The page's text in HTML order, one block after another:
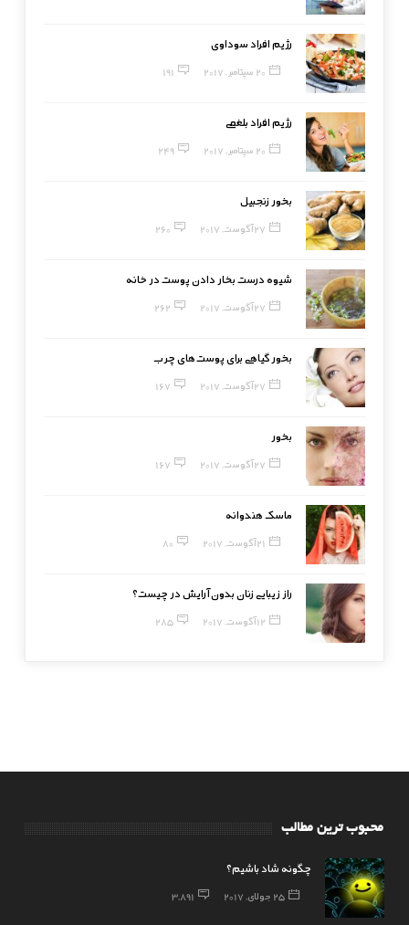
رژیم افراد سوداوی
20 سپتامبر, 2017 191
رژیم افراد بلغمی
20 سپتامبر, 2017 249
بخور زنجبیل
27 آگوست, 2017 260
شیوه درست بخار دادن پوست در خانه
27 آگوست, 2017 262
بخور گیاهی برای پوست‌های چرب
27 آگوست, 2017 167
بخور
27 آگوست, 2017 167
ماسک هندوانه
21 آگوست, 2017 80
راز زیبایی زنان بدون آرایش در چیست؟
12 آگوست, 2017 285
محبوب ترین مطالب
چگونه شاد باشیم؟
25 جولای, 2017 3,891